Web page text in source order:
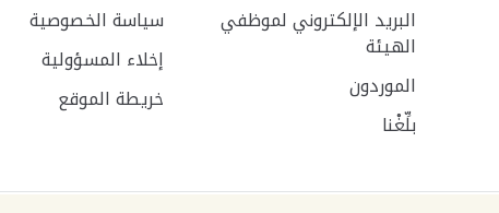
البريد الإلكتروني لموظفي
الهيئة
الموردون
بلِّغْنا
سياسة الخصوصية
إخلاء المسؤولية
خريطة الموقع